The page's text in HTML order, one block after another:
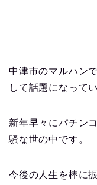
中津市のマルハン
して話題になって
新年早々にパチン
騒な世の中です。
今後の人生を棒に